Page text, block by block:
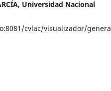
Universidad Nacional
cvlac/visualizador/